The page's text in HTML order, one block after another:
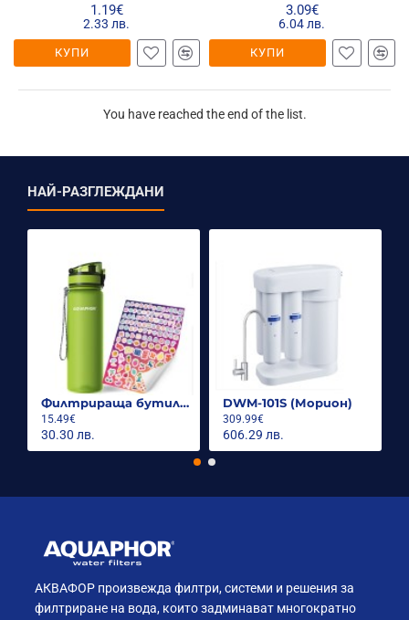
1.19€
2.33 лв.
КУПИ
3.09€
6.04 лв.
КУПИ
You have reached the end of the list.
НАЙ-РАЗГЛЕЖДАНИ
Филтрираща бутилка City 500ml.
15.49€
30.30 лв.
DWM-101S (Морион)
309.99€
606.29 лв.
АКВАФОР произвежда филтри, системи и решения за
филтриране на вода, които задминават многократно